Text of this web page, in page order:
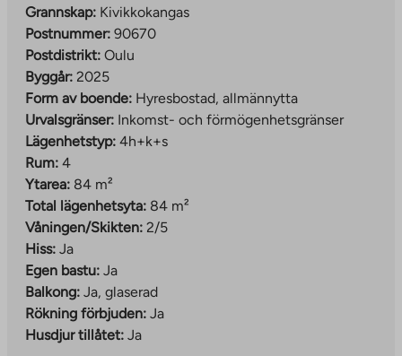
Grannskap: Kivikkokangas
Postnummer: 90670
Postdistrikt: Oulu
Byggår: 2025
Form av boende: Hyresbostad, allmännytta
Urvalsgränser: Inkomst- och förmögenhetsgränser
Lägenhetstyp: 4h+k+s
Rum: 4
Ytarea: 84 m²
Total lägenhetsyta: 84 m²
Våningen/Skikten: 2/5
Hiss: Ja
Egen bastu: Ja
Balkong: Ja, glaserad
Rökning förbjuden: Ja
Husdjur tillåtet: Ja